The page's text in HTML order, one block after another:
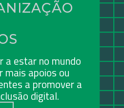
a estar no mundo
apoios ou
a promover a
digital.